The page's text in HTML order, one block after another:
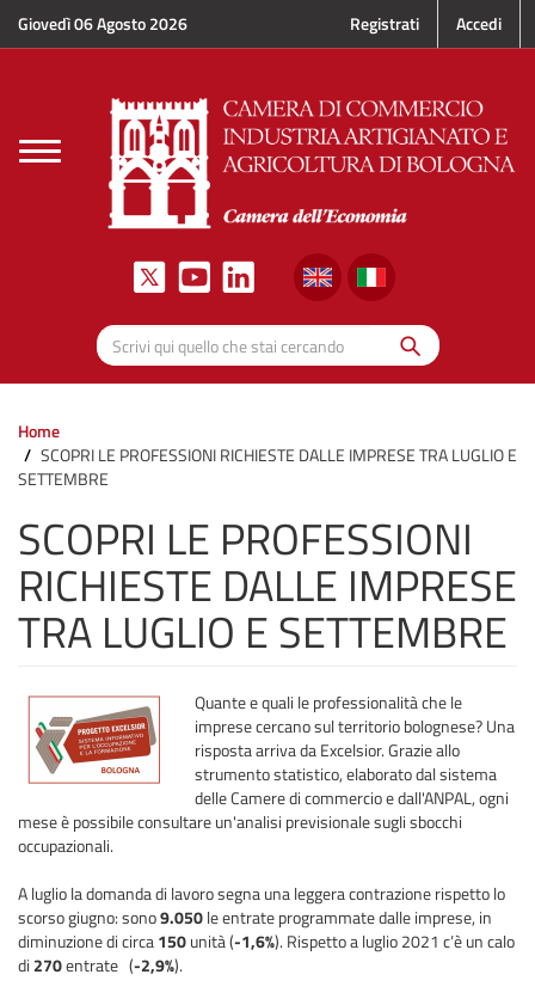
Salta al contenuto principale
Giovedì 06 Agosto 2026 Registrati Accedi
Toggle
navigation
Scrivi qui quello che stai cercando
Cerca
Home
SCOPRI LE PROFESSIONI RICHIESTE DALLE IMPRESE TRA LUGLIO E
SETTEMBRE
SCOPRI LE PROFESSIONI
RICHIESTE DALLE IMPRESE
TRA LUGLIO E SETTEMBRE
Quante e quali le professionalità che le
imprese cercano sul territorio bolognese? Una
risposta arriva da Excelsior. Grazie allo
strumento statistico, elaborato dal sistema
delle Camere di commercio e dall'ANPAL, ogni
mese è possibile consultare un'analisi previsionale sugli sbocchi
occupazionali.
A luglio la domanda di lavoro segna una leggera contrazione rispetto lo
scorso giugno: sono9.050le entrate programmate dalle imprese, in
diminuzione di circa150unità (-1,6%). Rispetto a luglio 2021 c’è un calo
di 270entrate (-2,9%).